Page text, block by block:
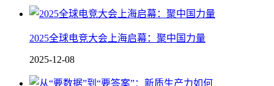
2025全球电竞大会上海启幕：聚中国力量
2025-12-08